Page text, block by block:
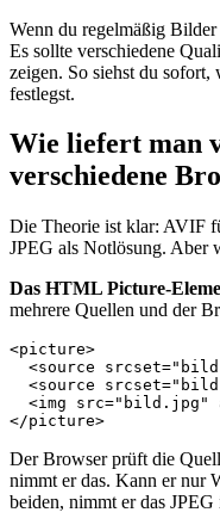
Wenn du regelmäßig
Es sollte verschiedene
zeigen. So siehst du sofort,
festlegst.
Wie liefert man
verschiedene
Die Theorie ist klar: AVIF
JPEG als Notlösung. Aber
Das HTML Picture-
mehrere Quellen und der
<picture>
<source
<source
<img src="bild.jpg"
Der Browser prüft die
nimmt er das. Kann er nur
beiden, nimmt er das JPEG